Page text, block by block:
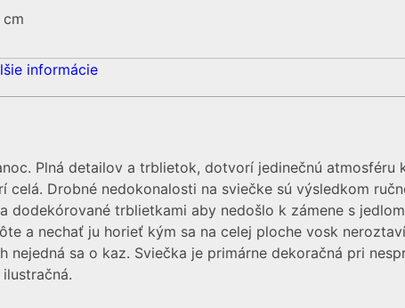
cm
informácie
Plná detailov a trblietok, dotvorí jedinečnú atmosféru
Drobné nedokonalosti na sviečke sú výsledkom
trblietkami aby nedošlo k zámene s
a nechať ju horieť kým sa na celej ploche vosk
sa o kaz. Sviečka je primárne dekoračná pri